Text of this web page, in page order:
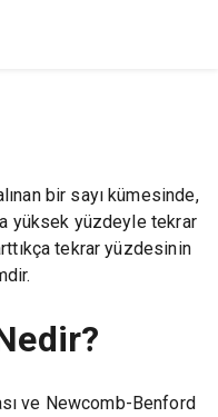
bir sayı kümesinde,
yüksek yüzdeyle tekrar
tekrar yüzdesinin
ve Newcomb-Benford